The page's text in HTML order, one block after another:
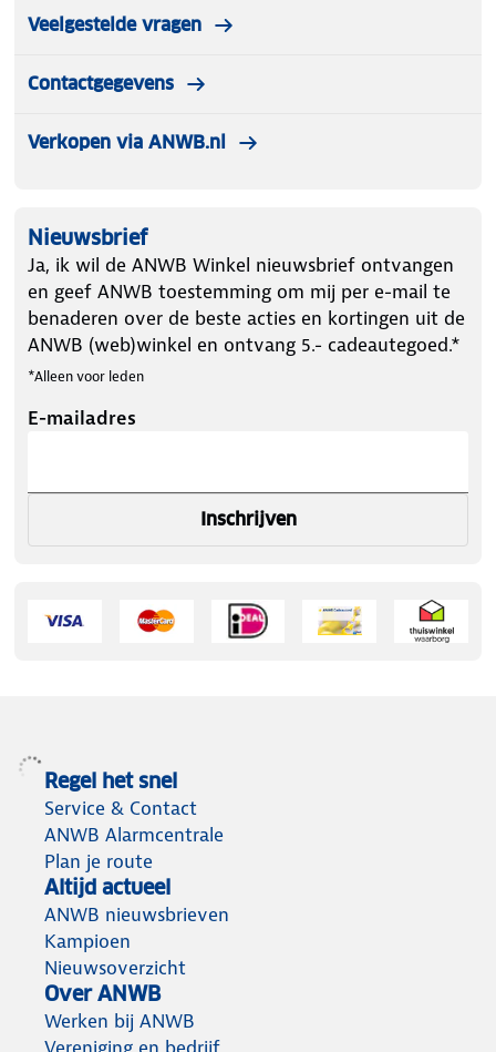
Veelgestelde vragen
Contactgegevens
Verkopen via ANWB.nl
Nieuwsbrief
Ja, ik wil de ANWB Winkel nieuwsbrief ontvangen
en geef ANWB toestemming om mij per e-mail te
benaderen over de beste acties en kortingen uit de
ANWB (web)winkel en ontvang 5.- cadeautegoed.*
*Alleen voor leden
E-mailadres
Inschrijven
Regel het snel
Service & Contact
ANWB Alarmcentrale
Plan je route
Altijd actueel
ANWB nieuwsbrieven
Kampioen
Nieuwsoverzicht
Over ANWB
Werken bij ANWB